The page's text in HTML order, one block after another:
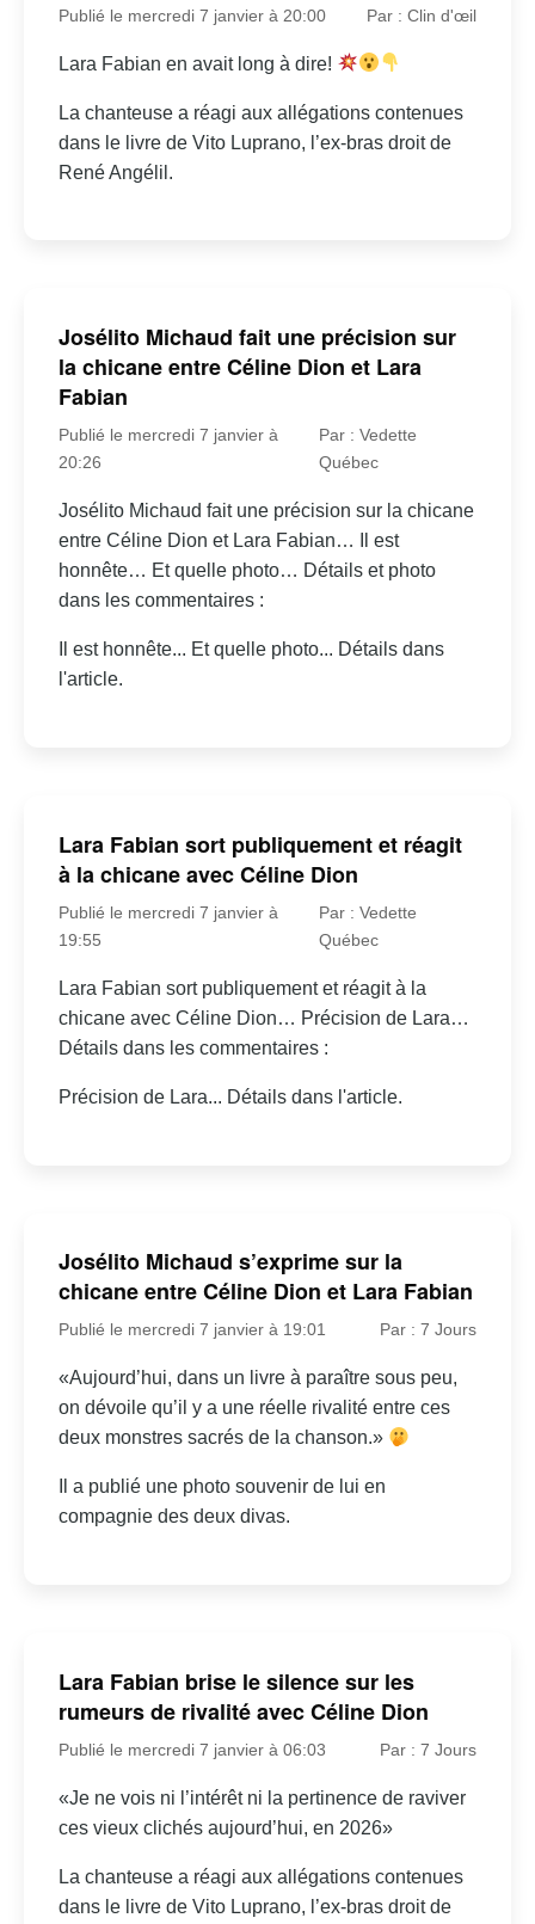
Publié le mercredi 7 janvier à 20:00 Par : Clin d'œil
Lara Fabian en avait long à dire!
La chanteuse a réagi aux allégations contenues
dans le livre de Vito Luprano, l’ex-bras droit de
René Angélil.
Josélito Michaud fait une précision sur
la chicane entre Céline Dion et Lara
Fabian
Publié le mercredi 7 janvier à
20:26
Par : Vedette
Québec
Josélito Michaud fait une précision sur la chicane
entre Céline Dion et Lara Fabian… Il est
honnête… Et quelle photo… Détails et photo
dans les commentaires :
Il est honnête... Et quelle photo... Détails dans
l'article.
Lara Fabian sort publiquement et réagit
à la chicane avec Céline Dion
Publié le mercredi 7 janvier à
19:55
Par : Vedette
Québec
Lara Fabian sort publiquement et réagit à la
chicane avec Céline Dion… Précision de Lara…
Détails dans les commentaires :
Précision de Lara... Détails dans l'article.
Josélito Michaud s’exprime sur la
chicane entre Céline Dion et Lara Fabian
Publié le mercredi 7 janvier à 19:01 Par : 7 Jours
«Aujourd’hui, dans un livre à paraître sous peu,
on dévoile qu’il y a une réelle rivalité entre ces
deux monstres sacrés de la chanson.»
Il a publié une photo souvenir de lui en
compagnie des deux divas.
Lara Fabian brise le silence sur les
rumeurs de rivalité avec Céline Dion
Publié le mercredi 7 janvier à 06:03 Par : 7 Jours
«Je ne vois ni l’intérêt ni la pertinence de raviver
ces vieux clichés aujourd’hui, en 2026»
La chanteuse a réagi aux allégations contenues
dans le livre de Vito Luprano, l’ex-bras droit de